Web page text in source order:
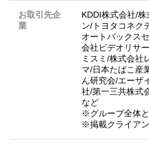
お取引先企
業
KDDI株式会社/
ン/トヨタコネク
オートバックス
会社ビデオリサ
ミスミ/株式会社
マ/日本たばこ産
ん研究会/エーザ
社/第一三共株式
など
※グループ全体
※掲載クライアン